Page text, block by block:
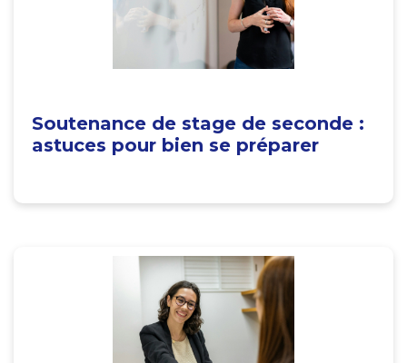
Soutenance de stage de seconde :
astuces pour bien se préparer